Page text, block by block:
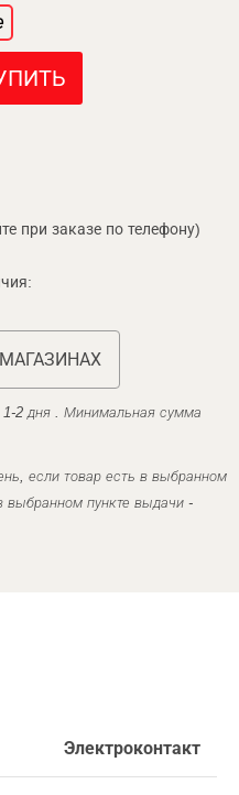
при заказе по телефону)
2 дня . Минимальная сумма
если товар есть в выбранном
выбранном пункте выдачи -
Электроконтакт